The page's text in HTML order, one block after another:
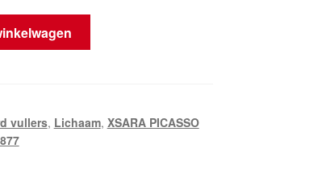
vullers, Lichaam, XSARA PICASSO